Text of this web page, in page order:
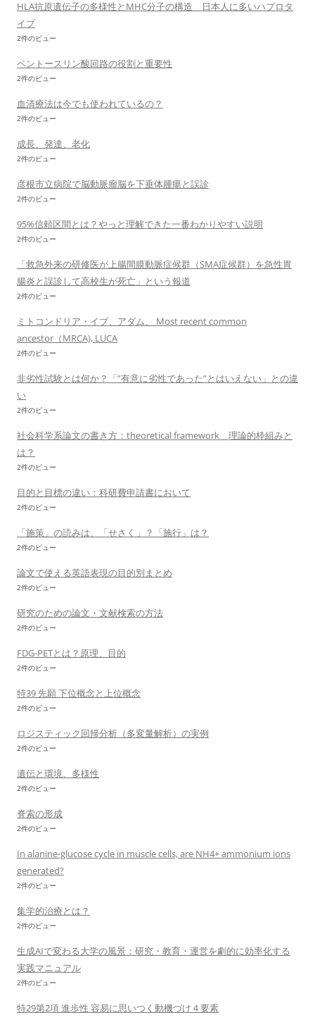
HLA抗原遺伝子の多様性とMHC分子の構造 日本人に多いハプロタ
イプ
2件のビュー
ペントースリン酸回路の役割と重要性
2件のビュー
血清療法は今でも使われているの？
2件のビュー
成長、発達、老化
2件のビュー
彦根市立病院で脳動脈瘤脳を下垂体腫瘍と誤診
2件のビュー
95%信頼区間とは？やっと理解できた一番わかりやすい説明
2件のビュー
「救急外来の研修医が上腸間膜動脈症候群（SMA症候群）を急性胃
腸炎と誤診して高校生が死亡」という報道
2件のビュー
ミトコンドリア・イブ、アダム、 Most recent common
ancestor（MRCA), LUCA
2件のビュー
非劣性試験とは何か？「”有意に劣性であった”とはいえない」との違
い
2件のビュー
社会科学系論文の書き方：theoretical framework 理論的枠組みと
は？
2件のビュー
目的と目標の違い：科研費申請書において
2件のビュー
「施策」の読みは、「せさく」？「施行」は？
2件のビュー
論文で使える英語表現の目的別まとめ
2件のビュー
研究のための論文・文献検索の方法
2件のビュー
FDG-PETとは？原理、目的
2件のビュー
特39 先願 下位概念と上位概念
2件のビュー
ロジスティック回帰分析（多変量解析）の実例
2件のビュー
遺伝と環境、多様性
2件のビュー
脊索の形成
2件のビュー
In alanine-glucose cycle in muscle cells, are NH4+ ammonium ions
generated?
2件のビュー
集学的治療とは？
2件のビュー
生成AIで変わる大学の風景：研究・教育・運営を劇的に効率化する
実践マニュアル
2件のビュー
特29第2項 進歩性 容易に思いつく動機づけ４要素